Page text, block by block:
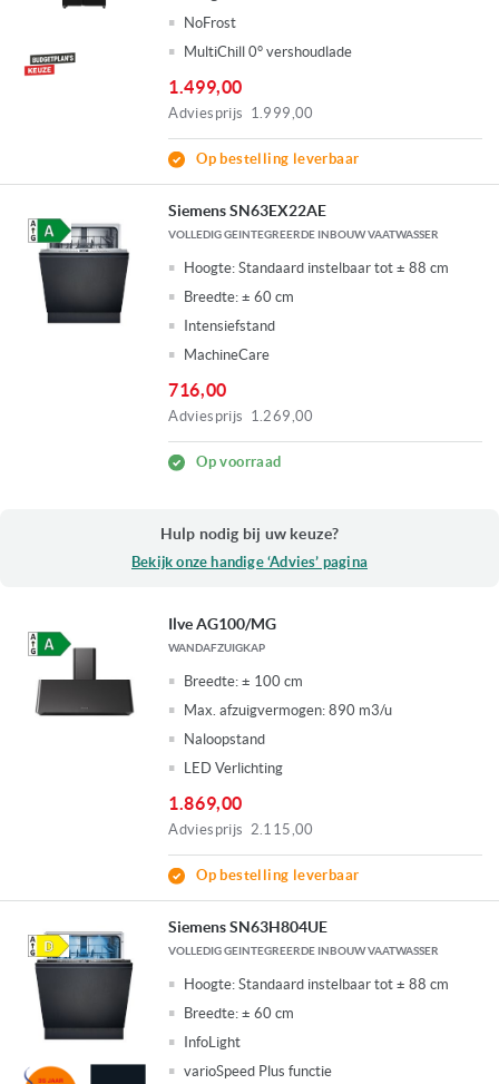
NoFrost
MultiChill 0° vershoudlade
1.499,00
Adviesprijs 1.999,00
Op bestelling leverbaar
Siemens SN63EX22AE
VOLLEDIG GEINTEGREERDE INBOUW VAATWASSER
Hoogte: Standaard instelbaar tot ± 88 cm
Breedte: ± 60 cm
Intensiefstand
MachineCare
716,00
Adviesprijs 1.269,00
Op voorraad
Hulp nodig bij uw keuze?
Bekijk onze handige ‘Advies’ pagina
Ilve AG100/MG
WANDAFZUIGKAP
Breedte: ± 100 cm
Max. afzuigvermogen: 890 m3/u
Naloopstand
LED Verlichting
1.869,00
Adviesprijs 2.115,00
Op bestelling leverbaar
Siemens SN63H804UE
VOLLEDIG GEINTEGREERDE INBOUW VAATWASSER
Hoogte: Standaard instelbaar tot ± 88 cm
Breedte: ± 60 cm
InfoLight
varioSpeed Plus functie